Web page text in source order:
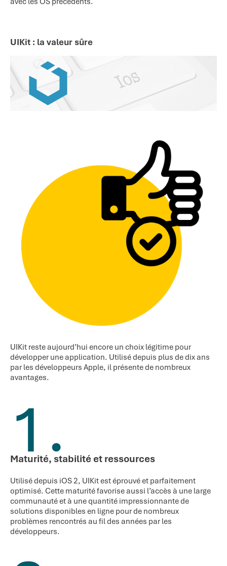
UIKit : la valeur sûre
UIKit reste aujourd’hui encore un choix légitime pour
développer une application. Utilisé depuis plus de dix ans
par les développeurs Apple, il présente de nombreux
avantages.
1.
Maturité, stabilité et ressources
Utilisé depuis iOS 2, UIKit est éprouvé et parfaitement
optimisé. Cette maturité favorise aussi l’accès à une large
communauté et à une quantité impressionnante de
solutions disponibles en ligne pour de nombreux
problèmes rencontrés au fil des années par les
développeurs.